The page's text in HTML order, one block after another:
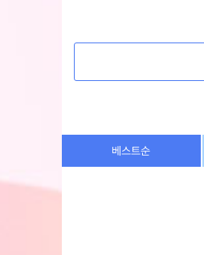
상호/대표자
베스트순